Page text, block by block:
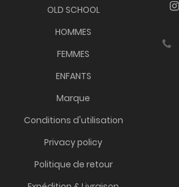
OLD SCHOOL
HOMMES
FEMMES
ENFANTS
Marque
Conditions d'utilisation
Privacy policy
Politique de retour